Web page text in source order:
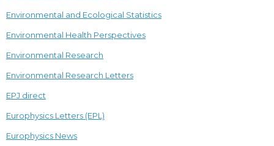
Environmental and Ecological Statistics
Environmental Health Perspectives
Environmental Research
Environmental Research Letters
EPJ direct
Europhysics Letters (EPL)
Europhysics News